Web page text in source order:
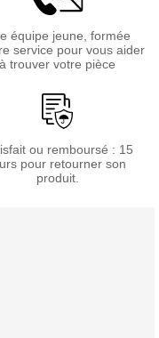
équipe jeune, formée
service pour vous aider
à trouver votre pièce
ou remboursé : 15
pour retourner son
produit.